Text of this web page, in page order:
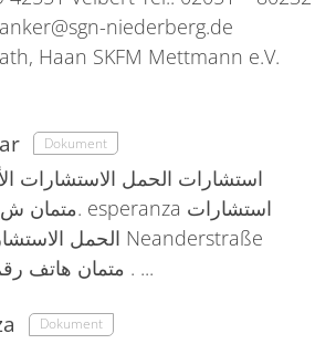
niederberg.de
Haan SKFM Mettmann e.V.
Dokument
40822 متمان هاتف رقم 04 21 0 . ...
Dokument